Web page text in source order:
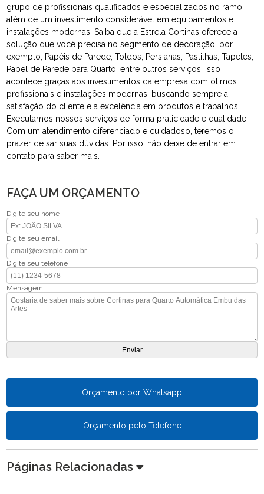
grupo de profissionais qualificados e especializados no ramo,
além de um investimento considerável em equipamentos e
instalações modernas. Saiba que a Estrela Cortinas oferece a
solução que você precisa no segmento de decoração, por
exemplo, Papéis de Parede, Toldos, Persianas, Pastilhas, Tapetes,
Papel de Parede para Quarto, entre outros serviços. Isso
acontece graças aos investimentos da empresa com ótimos
profissionais e instalações modernas, buscando sempre a
satisfação do cliente e a excelência em produtos e trabalhos.
Executamos nossos serviços de forma praticidade e qualidade.
Com um atendimento diferenciado e cuidadoso, teremos o
prazer de sar suas dúvidas. Por isso, não deixe de entrar em
contato para saber mais.
FAÇA UM ORÇAMENTO
Digite seu nome
Digite seu email
Digite seu telefone
Mensagem
Orçamento por Whatsapp
Orçamento pelo Telefone
Páginas Relacionadas